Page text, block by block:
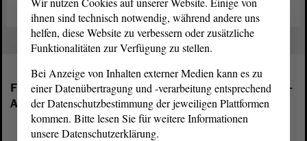
Folgende Fraktionen sind im Landtag von Sachsen-
Anhalt vertreten:
ihnen sind technisch notwendig, während andere uns
helfen, diese Website zu verbessern oder zusätzliche
Funktionalitäten zur Verfügung zu stellen.
Bei Anzeige von Inhalten externer Medien kann es zu
einer Datenübertragung und -verarbeitung entsprechend
der Datenschutzbestimmung der jeweiligen Plattformen
kommen. Bitte lesen Sie für weitere Informationen
unsere Datenschutzerklärung.